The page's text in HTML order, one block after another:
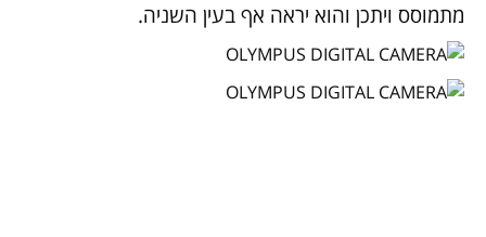
מתמוסס ויתכן והוא יראה אף בעין השניה.